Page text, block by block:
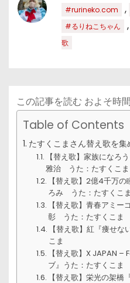
#rurineko.com ,
#るりねこちゃん ,
歌
この記事を読む およそ時間
Table of Contents
たすくこまさん替え歌を集
【替え歌】家族になろ
雅治 うた：たすくこま
【替え歌】2億4千万
ろみ うた：たすくこま
【替え歌】青春アミー
彰 うた：たすくこま
【替え歌】紅『痩せ
こま
【替え歌】X JAPAN
ブ』うた：たすくこま
【替え歌】栄光の架